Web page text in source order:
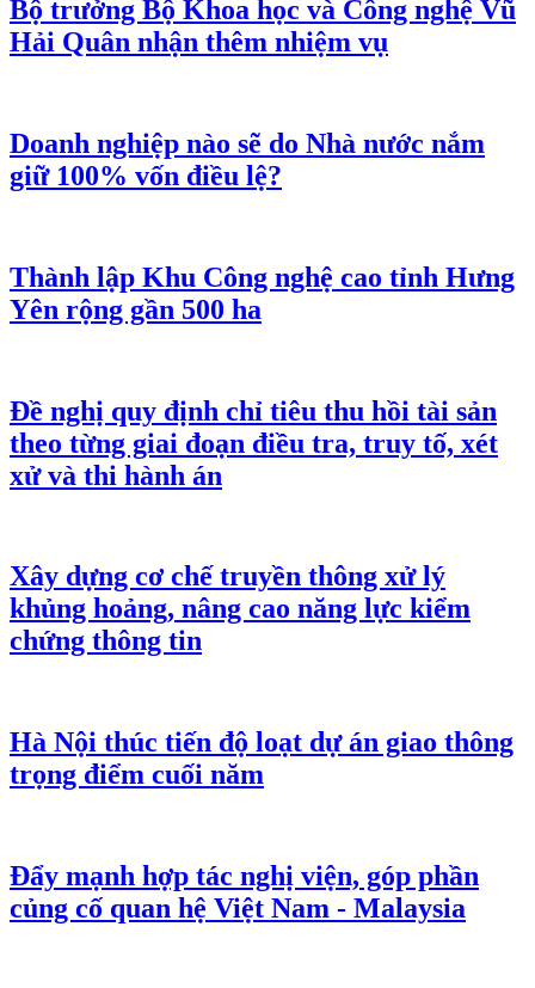
Bộ trưởng Bộ Khoa học và Công nghệ Vũ
Hải Quân nhận thêm nhiệm vụ
Doanh nghiệp nào sẽ do Nhà nước nắm
giữ 100% vốn điều lệ?
Thành lập Khu Công nghệ cao tỉnh Hưng
Yên rộng gần 500 ha
Đề nghị quy định chỉ tiêu thu hồi tài sản
theo từng giai đoạn điều tra, truy tố, xét
xử và thi hành án
Xây dựng cơ chế truyền thông xử lý
khủng hoảng, nâng cao năng lực kiểm
chứng thông tin
Hà Nội thúc tiến độ loạt dự án giao thông
trọng điểm cuối năm
Đẩy mạnh hợp tác nghị viện, góp phần
củng cố quan hệ Việt Nam - Malaysia